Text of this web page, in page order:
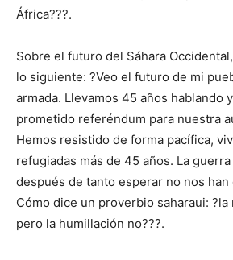
África???.
Sobre el futuro del Sáhara
lo siguiente: ?Veo el futuro de mi
armada. Llevamos 45 años hablando
prometido referéndum para nuestra
Hemos resistido de forma pacífica,
refugiadas más de 45 años. La
después de tanto esperar no nos han
Cómo dice un proverbio saharaui:
pero la humillación no???.